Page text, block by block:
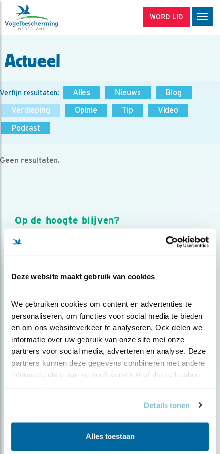
Deze website maakt gebruik van cookies
We gebruiken cookies om content en advertenties te
personaliseren, om functies voor social media te bieden
en om ons websiteverkeer te analyseren. Ook delen we
informatie over uw gebruik van onze site met onze
partners voor social media, adverteren en analyse. Deze
partners kunnen deze gegevens combineren met andere
informatie die u aan ze heeft verstrekt of die ze hebben
Details tonen
Alles toestaan
WORD LID
Actueel
Verfijn resultaten: Alles Nieuws
Blog
Verdieping
Opinie Tip
Video
Podcast
Geen resultaten.
Op de hoogte blijven?
Meld je aan en ontvang nieuws, inspiratie, acties en tips
over vogels en activiteiten van Vogelbescherming.